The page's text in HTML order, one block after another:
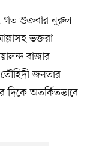
গত শুক্রবার নুরুল
ভক্তরা
বাজার
জনতার
দিকে অতর্কিতভাবে